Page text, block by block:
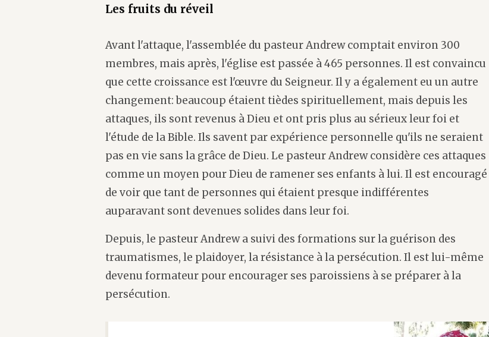
Les fruits du réveil
Avant l'attaque, l'assemblée du pasteur Andrew comptait environ 300
membres, mais après, l'église est passée à 465 personnes. Il est convaincu
que cette croissance est l'œuvre du Seigneur. Il y a également eu un autre
changement: beaucoup étaient tièdes spirituellement, mais depuis les
attaques, ils sont revenus à Dieu et ont pris plus au sérieux leur foi et
l'étude de la Bible. Ils savent par expérience personnelle qu'ils ne seraient
pas en vie sans la grâce de Dieu. Le pasteur Andrew considère ces attaques
comme un moyen pour Dieu de ramener ses enfants à lui. Il est encouragé
de voir que tant de personnes qui étaient presque indifférentes
auparavant sont devenues solides dans leur foi.
Depuis, le pasteur Andrew a suivi des formations sur la guérison des
traumatismes, le plaidoyer, la résistance à la persécution. Il est lui-même
devenu formateur pour encourager ses paroissiens à se préparer à la
persécution.